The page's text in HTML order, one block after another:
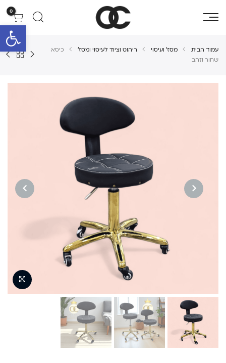
פתח
0
עמוד הבית מסז' ועיסוי ריהוט וציוד לעיסוי ומסז'
כיסא
שחור וזהב